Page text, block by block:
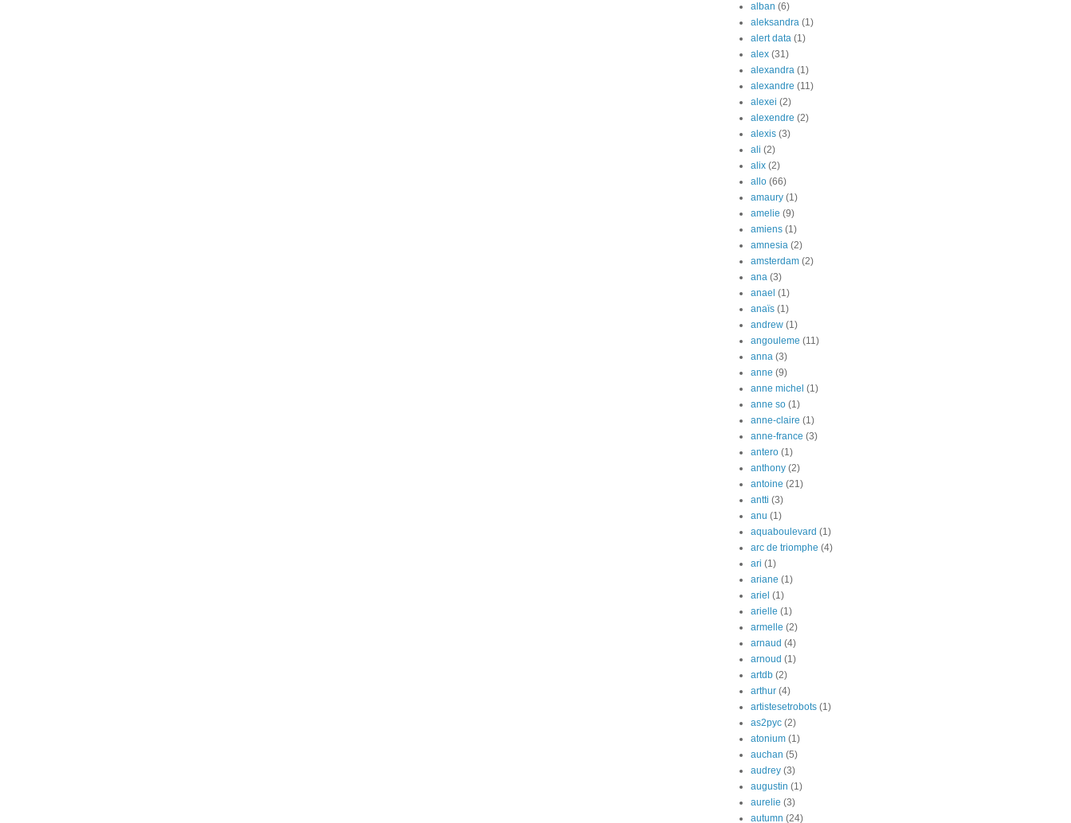
alban (6)
aleksandra (1)
alert data (1)
alex (31)
alexandra (1)
alexandre (11)
alexei (2)
alexendre (2)
alexis (3)
ali (2)
alix (2)
allo (66)
amaury (1)
amelie (9)
amiens (1)
amnesia (2)
amsterdam (2)
ana (3)
anael (1)
anaïs (1)
andrew (1)
angouleme (11)
anna (3)
anne (9)
anne michel (1)
anne so (1)
anne-claire (1)
anne-france (3)
antero (1)
anthony (2)
antoine (21)
antti (3)
anu (1)
aquaboulevard (1)
arc de triomphe (4)
ari (1)
ariane (1)
ariel (1)
arielle (1)
armelle (2)
arnaud (4)
arnoud (1)
artdb (2)
arthur (4)
artistesetrobots (1)
as2pyc (2)
atonium (1)
auchan (5)
audrey (3)
augustin (1)
aurelie (3)
autumn (24)